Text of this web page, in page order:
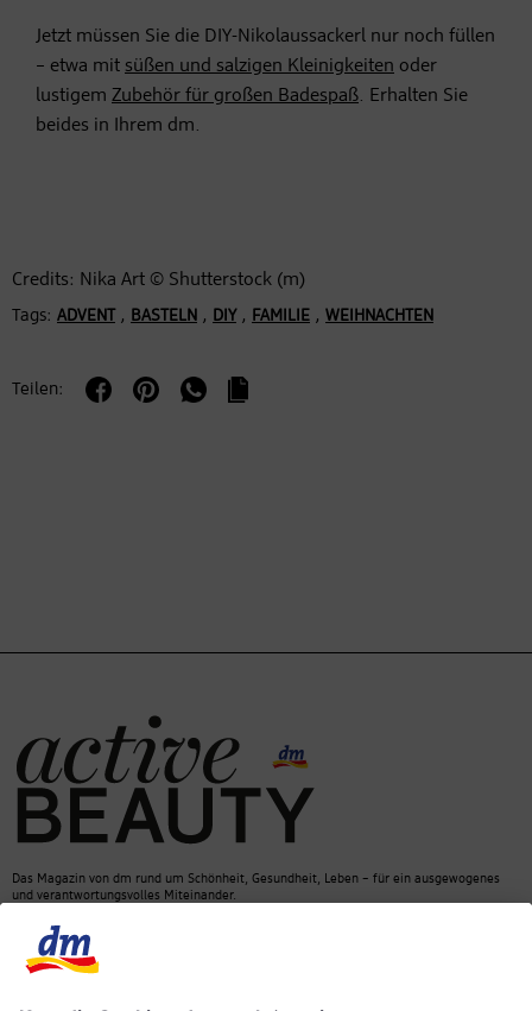
Jetzt müssen Sie die DIY-Nikolaussackerl nur noch füllen
– etwa mit süßen und salzigen Kleinigkeiten oder
lustigem Zubehör für großen Badespaß. Erhalten Sie
beides in Ihrem dm.
Credits: Nika Art © Shutterstock (m)
Tags: ADVENT , BASTELN , DIY, FAMILIE , WEIHNACHTEN
Teilen:
Das Magazin von dm rund um Schönheit, Gesundheit, Leben – für ein ausgewogenes
und verantwortungsvolles Miteinander.